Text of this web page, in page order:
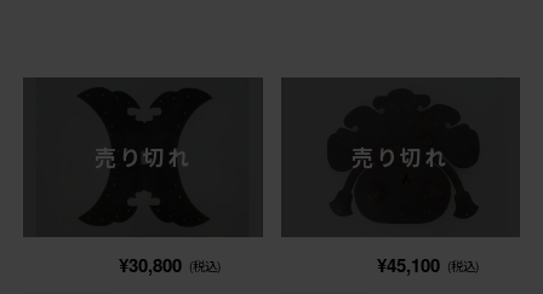
売り切れ
¥30,800 (税込)
売り切れ
¥45,100 (税込)